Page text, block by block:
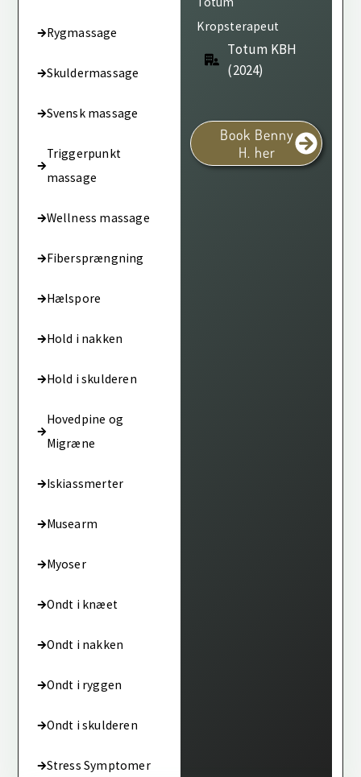
Rygmassage
Skuldermassage
Svensk massage
Triggerpunkt
massage
Wellness massage
Fibersprængning
Hælspore
Hold i nakken
Hold i skulderen
Hovedpine og
Migræne
Iskiassmerter
Musearm
Myoser
Ondt i knæet
Ondt i nakken
Ondt i ryggen
Ondt i skulderen
Stress Symptomer
Kropsterapeut
Totum KBH
(2024)
Book Benny
H. her